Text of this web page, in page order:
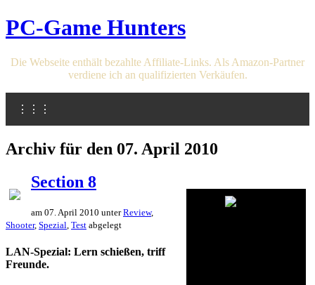
PC-Game Hunters
Die Webseite enthält bezahlte Affiliate-Links. Als Amazon-Partner
verdiene ich an qualifizierten Verkäufen.
⋮⋮⋮
Archiv für den 07. April 2010
Section 8
am 07. April 2010 unterReview,
Shooter, Spezial Test abgelegt
LAN-Spezial: Lern schießen, triff
Freunde.